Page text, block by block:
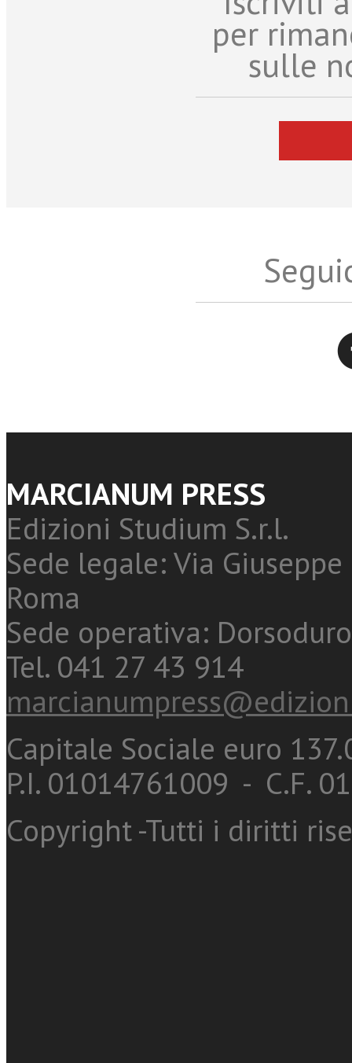
per
sulle
MARCIANUM PRESS
Edizioni Studium S.r.l.
Sede legale: Via
Roma
Sede operativa:
Tel. 041 27 43 914
Capitale Sociale euro
P.I. 01014761009 - C.F.
Copyright -Tutti i diritti